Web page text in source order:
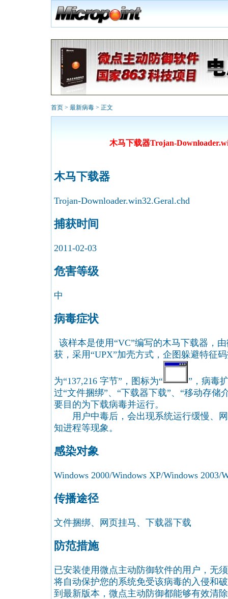
首页 > 最新病毒 > 正文
木马下载器Trojan-
木马下载器
Trojan-Downloader.win32.Geral.chd
捕获时间
2011-02-03
危害等级
中
病毒症状
该样本是使用“VC”编写的木马下载器，
获，采用“UPX”加壳方式，企图躲避特征
为“137,216 字节”，图标为“
”，病毒
过“文件捆绑”、“下载器下载”、“移动存储
要目的为下载病毒并运行。
用户中毒后，会出现系统运行缓慢、网
知进程等现象。
感染对象
Windows 2000/Windows XP/Windows 2003/
传播途径
文件捆绑、网页挂马、下载器下载
防范措施
已安装使用微点主动防御软件的用户，无
将自动保护您的系统免受该病毒的入侵和
到最新版本，微点主动防御都能够有效清